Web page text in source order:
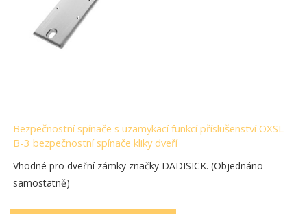
Bezpečnostní spínače s uzamykací funkcí příslušenství OXSL-
B-3 bezpečnostní spínače kliky dveří
Vhodné pro dveřní zámky značky DADISICK. (Objednáno
samostatně)